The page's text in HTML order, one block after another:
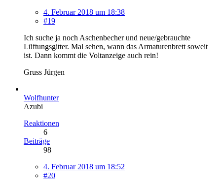
4. Februar 2018 um 18:38
#19
Ich suche ja noch Aschenbecher und neue/gebrauchte
Lüftungsgitter. Mal sehen, wann das Armaturenbrett soweit
ist. Dann kommt die Voltanzeige auch rein!
Gruss Jürgen
Wolfhunter
Azubi
Reaktionen
6
Beiträge
98
4. Februar 2018 um 18:52
#20